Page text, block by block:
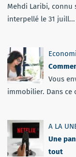
Mehdi Laribi, connu
interpellé le 31 juill...
Vous
immobilier. Dans ce
A LA
Une
tout